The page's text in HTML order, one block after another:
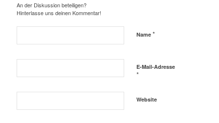
An der Diskussion beteiligen?
Hinterlasse uns deinen Kommentar!
Name *
E-Mail-Adresse
*
Website